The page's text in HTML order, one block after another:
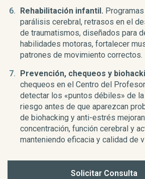
Rehabilitación infantil.
parálisis cerebral, retrasos en el
de traumatismos, diseñados para
habilidades motoras, fortalecer
patrones de movimiento correctos.
Prevención, chequeos y
chequeos en el Centro del
detectar los «puntos débiles» de
riesgo antes de que aparezcan
de biohacking y anti-estrés
concentración, función cerebral y
manteniendo eficacia y calidad de
Solicitar Consulta